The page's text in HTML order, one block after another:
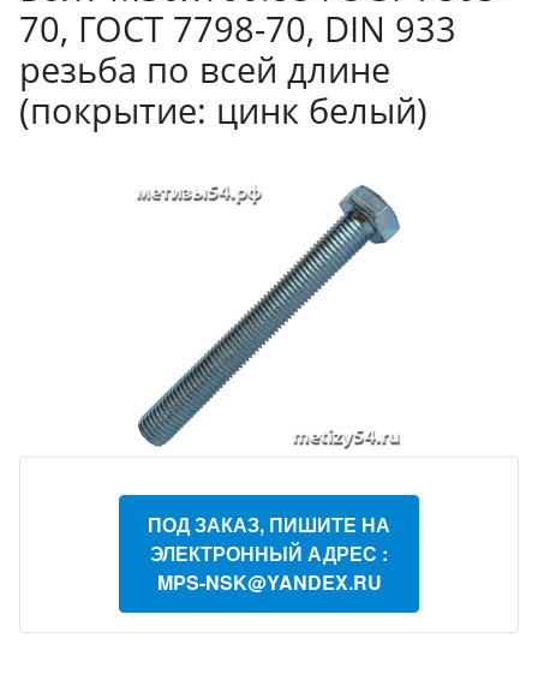
70, ГОСТ 7798-70, DIN 933
резьба по всей длине
(покрытие: цинк белый)
ПОД ЗАКАЗ, ПИШИТЕ НА
ЭЛЕКТРОННЫЙ АДРЕС :
MPS-NSK@YANDEX.RU